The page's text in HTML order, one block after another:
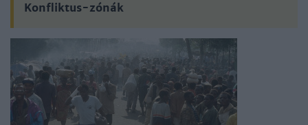
Konfliktus-zónák